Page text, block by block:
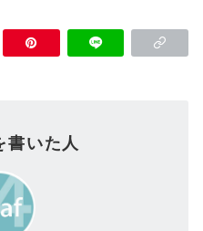
書いた人